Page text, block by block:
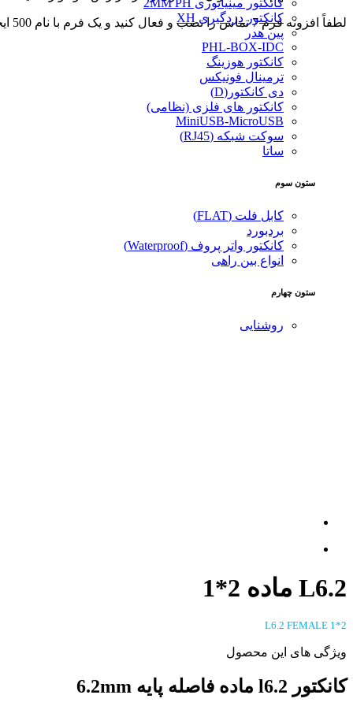
کانکتور دزدگیری XH
پین هدر
PHL-BOX-IDC
کانکتور هوزینگ
ترمینال فونیکس
دی کانکتور(D)
کانکتور های فلزی (نظامی)
MiniUSB-MicroUSB
سوکت شبکه (RJ45)
ساتا
ستون سوم
کابل فلت (FLAT)
بردبورد
کانکتور واتر پروف (Waterproof)
انواع بین راهی
ستون چهارم
روشنایی
لطفاً افزونه فرم 7 تماس را نصب و فعال کنید و یک فرم با نام 500 ایجاد کنید.
L6.2 ماده 2*1
L6.2 FEMALE 1*2
ویژگی های این محصول
کانکتور l6.2 ماده فاصله پایه 6.2mm